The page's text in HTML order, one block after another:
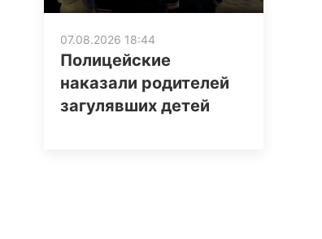
07.08.2026 18:44
Полицейские
наказали родителей
загулявших детей